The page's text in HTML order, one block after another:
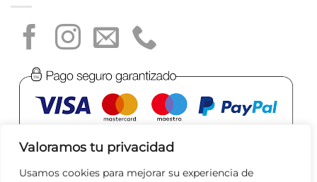
Valoramos tu privacidad
Usamos cookies para mejorar su experiencia de